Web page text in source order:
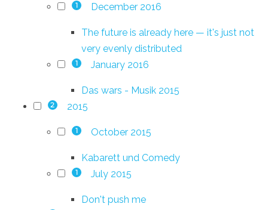
1 December 2016
The future is already here — it's just not
very evenly distributed
1 January 2016
Das wars - Musik 2015
2 2015
1 October 2015
Kabarett und Comedy
1 July 2015
Don't push me